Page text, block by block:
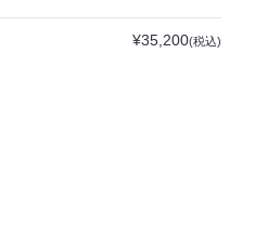
¥35,200(税込)